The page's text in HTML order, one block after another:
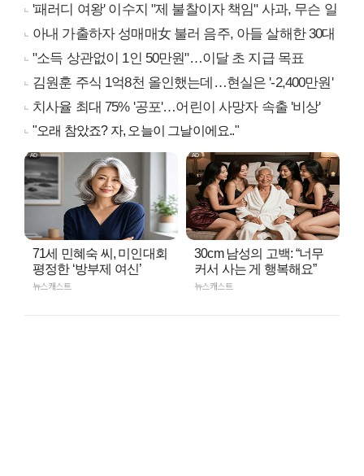
'패러디 여왕' 이수지 "제 불찰이자 책임" 사과, 무슨 일
아내 가출하자 성매매女 불러 음주, 아들 살해한 30대
"소득 상관없이 1인 50만원"…이달 초 지급 목표
김원훈 주식 1억8천 올인했는데…현실은 '-2,400만원'
치사율 최대 75% '공포'…어린이 사망자 속출 '비상'
"오래 참았죠? 자, 오늘이 그날이에요.."
71세 민혜숙 씨, 미인대회
평정한 ‘방부제 여신’
뉴스캐스트
30cm 남성의 고백: “너무
커서 사는 게 행복해요”
뉴스캐스트